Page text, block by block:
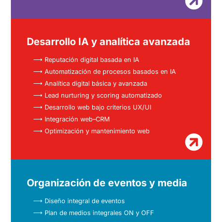
Desarrollo IA y analítica avanzada
⟶ Reputación digital basada en IA
⟶ Automatización de procesos basados en IA
⟶ Analítica digital básica y avanzada
⟶ Lead nurturing y scoring automatizado
⟶ Desarrollo web bajo criterios UX/UI
⟶ Integración web–CRM
⟶ Optimización y mantenimiento web

Organización de eventos y media
⟶ Diseño integral de eventos
⟶ Plan de medios integrales ON y OFF